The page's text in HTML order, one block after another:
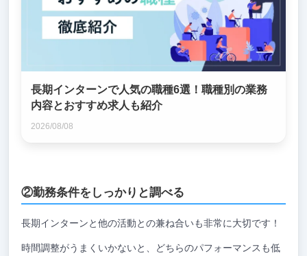
長期インターンで人気の職種6選！職種別の業務
内容とおすすめ求人も紹介
2026/08/08
②勤務条件をしっかりと調べる
長期インターンと他の活動との兼ね合いも非常に大切です！
時間調整がうまくいかないと、どちらのパフォーマンスも低